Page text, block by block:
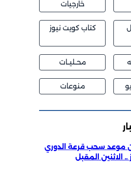
خارجيات
كتاب كويت نيوز
محــليــات
منوعات
موعد سحب قرعة الدوري
الاثنين المقبل